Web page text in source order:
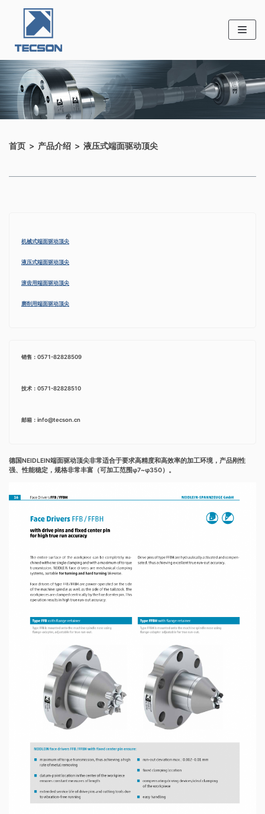
首页 > 产品介绍 > 液压式端面驱动顶尖
机械式端面驱动顶尖
液压式端面驱动顶尖
滚齿用端面驱动顶尖
磨削用端面驱动顶尖
销售：0571-82828509
技术：0571-82828510
邮箱：info@tecson.cn
德国NEIDLEIN端面驱动顶尖非常适合于要求高精度和高效率的加工环境，产品刚性
强、性能稳定，规格非常丰富（可加工范围φ7~φ350）。